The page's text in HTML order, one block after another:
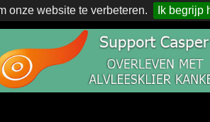
onze website te verbeteren. Ik begrijp